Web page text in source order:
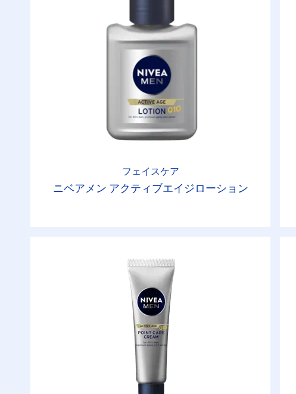
フェイスケア
ニベアメン アクティブエイジローション